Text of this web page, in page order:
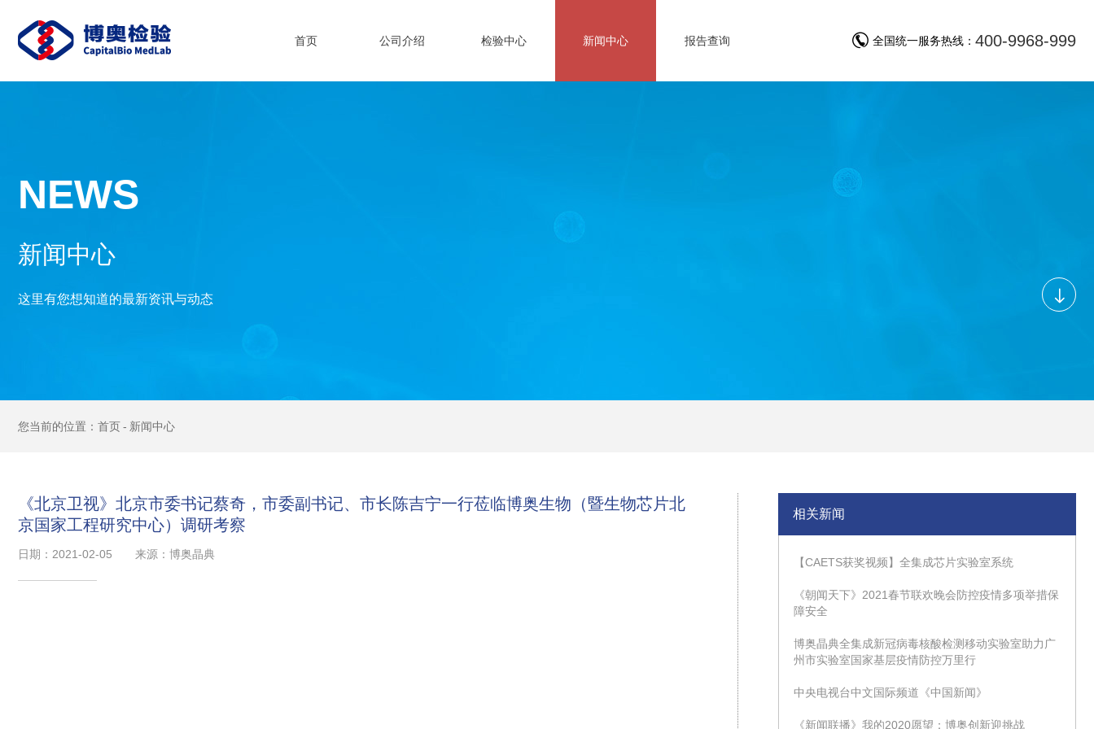
首页 公司介绍 检验中心 新闻中心 报告查询 全国统一服务热线： 400-9968-999
NEWS
新闻中心
这里有您想知道的最新资讯与动态
首页 新闻中心
《北京卫视》北京市委书记蔡奇，市委副书记、市长陈吉宁一行莅临博奥生物（暨生物芯片北
京国家工程研究中心）调研考察
日期：2021-02-05 来源：博奥晶典
相关新闻
【CAETS获奖视频】全集成芯片实验室系统
《朝闻天下》2021春节联欢晚会防控疫情多项举措保
障安全
博奥晶典全集成新冠病毒核酸检测移动实验室助力广
州市实验室国家基层疫情防控万里行
中央电视台中文国际频道《中国新闻》
《新闻联播》我的2020愿望：博奥创新迎挑战